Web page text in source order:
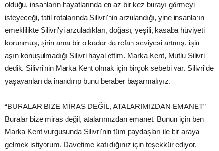
olduğu, insanların hayatlarında en az bir kez burayı görmeyi
isteyeceği, tatil rotalarında Silivri'nin arzulandığı, yine insanların
emeklilikte Silivri'yi arzuladıkları, doğası, yeşili, kasaba hüviyeti
korunmuş, şirin ama bir o kadar da refah seviyesi artmış, işin
aşın konuşulmadığı Silivri hayal ettim. Marka Kent, Mutlu Silivri
dedik. Silivri'nin Marka Kent olmak için birçok sebebi var. Silivri'de
yaşayanları da inandırıp bunu beraber başarmalıyız.
“BURALAR BİZE MİRAS DEĞİL, ATALARIMIZDAN EMANET”
Buralar bize miras değil, atalarımızdan emanet. Bunun için ben
Marka Kent vurgusunda Silivri'nin tüm paydaşları ile bir araya
gelmek istiyorum. Davetime katıldığınız için teşekkür ediyor,